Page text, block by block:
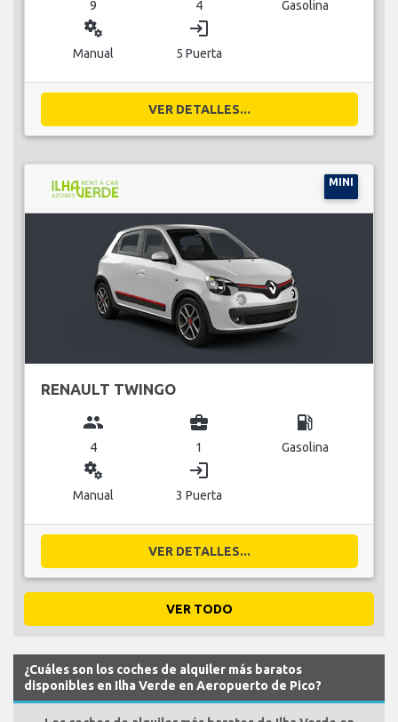
9 4 Gasolina
miscellaneous_services
Manual
login
5 Puerta
VER DETALLES...
MINI
RENAULT TWINGO
group
4
business_center
1
local_gas_station
Gasolina
miscellaneous_services
Manual
login
3 Puerta
VER DETALLES...
VER TODO
¿Cuáles son los coches de alquiler más baratos
disponibles en Ilha Verde en Aeropuerto de Pico?